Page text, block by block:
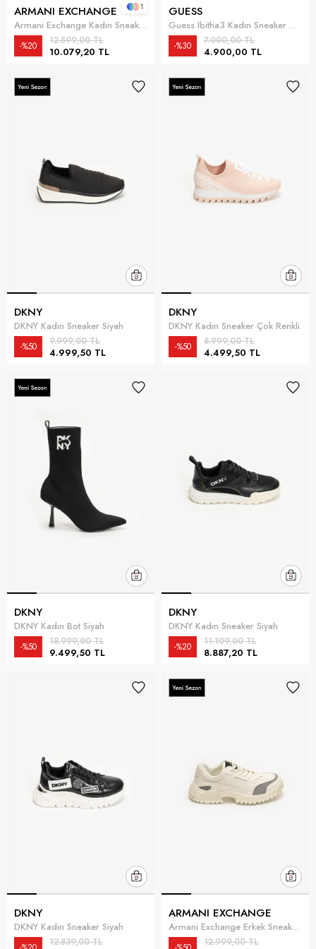
ARMANI EXCHANGE
Armani Exchange Kadın Sneaker Beyaz
10.079,20 TL
12.599,00 TL
%20
1 GUESS
Guess Ibitha3 Kadın Sneaker Kahverengi
4.900,00 TL
7.000,00 TL
%30
DKNY
DKNY Kadın Sneaker Siyah
4.999,50 TL
9.999,00 TL
%50
DKNY
DKNY Kadın Sneaker Çok Renkli
4.499,50 TL
8.999,00 TL
%50
DKNY
DKNY Kadın Bot Siyah
9.499,50 TL
18.999,00 TL
%50
DKNY
DKNY Kadın Sneaker Siyah
8.887,20 TL
11.109,00 TL
%20
DKNY
DKNY Kadın Sneaker Siyah
12.839,00 TL
ARMANI EXCHANGE
Armani Exchange Erkek Sneaker Beyaz
12.999,00 TL